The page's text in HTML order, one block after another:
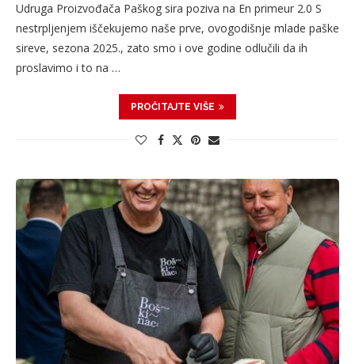
Udruga Proizvođača Paškog sira poziva na En primeur 2.0 S
nestrpljenjem iščekujemo naše prve, ovogodišnje mlade paške
sireve, sezona 2025., zato smo i ove godine odlučili da ih
proslavimo i to na …
PROČITAJTE VIŠE